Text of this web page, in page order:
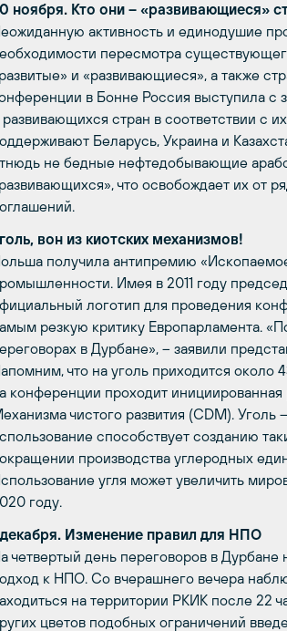
ноября. Кто они – «развивающиеся»
активность и единодушие
пересмотра
и «развивающиеся», а также
в Бонне Россия выступила с
развивающихся стран в соответствии с
Беларусь, Украина и
не бедные нефтедобывающие
что освобождает их от
вон из киотских механизмов!
получила антипремию
Имея в 2011 году
логотип для проведения
резкую критику Европарламента.
в Дурбане», – заявили
что на уголь приходится около
конференции проходит
чистого развития (CDM). Уголь
способствует созданию
производства углеродных
угля может увеличить
году.
декабря. Изменение правил для НПО
четвертый день переговоров в
к НПО. Со вчерашнего вечера
на территории РКИК после 22
цветов подобных ограничений